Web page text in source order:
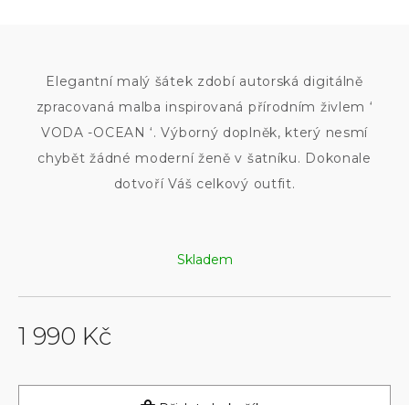
1 990 Kč
cena:
Skladem
Elegantní malý šátek zdobí autorská digitálně
zpracovaná malba inspirovaná přírodním živlem ‘
VODA -OCEAN ‘. Výborný doplněk, který nesmí
chybět žádné moderní ženě v šatníku. Dokonale
dotvoří Váš celkový outfit.